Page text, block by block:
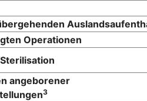
Operationen
angeborener
3